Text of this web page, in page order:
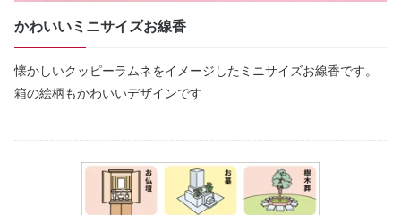
かわいいミニサイズお線香
懐かしいクッピーラムネをイメージしたミニサイズお線香です。
箱の絵柄もかわいいデザインです